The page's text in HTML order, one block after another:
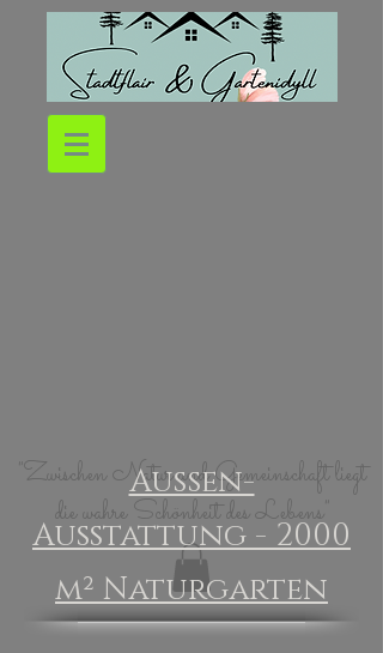
"Zwischen Natur und Gemeinschaft liegt
die wahre Schönheit des Lebens"
Außen-
Ausstattung - 2000
m² Naturgarten